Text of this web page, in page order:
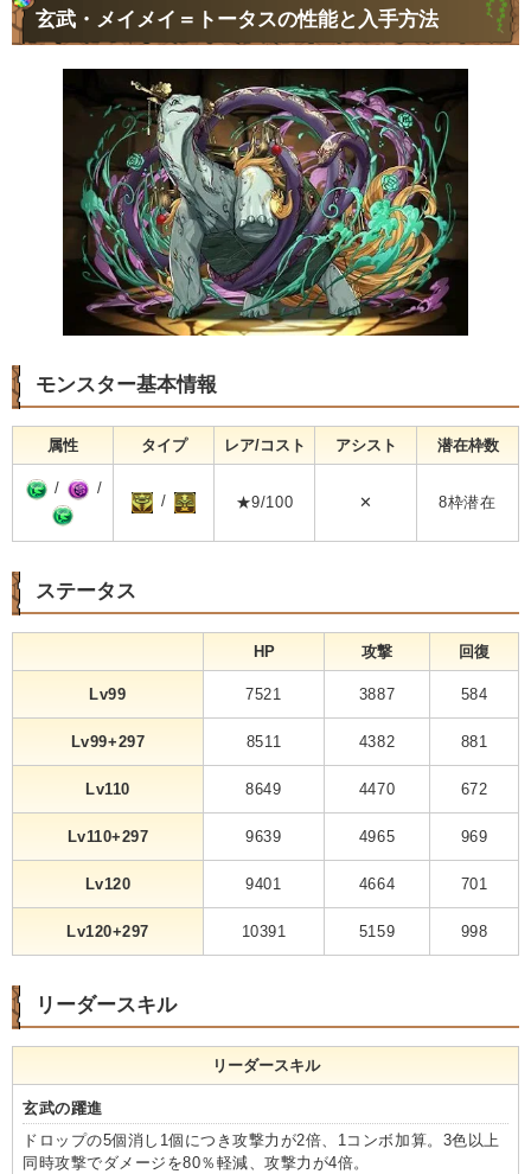
玄武・メイメイ＝トータスの性能と入手方法
モンスター基本情報
属性 タイプ レア/コスト アシスト 潜在枠数
/ /
/ ★9/100 ✕ 8枠潜在
ステータス
HP 攻撃 回復
Lv99 7521 3887 584
Lv99+297 8511 4382 881
Lv110 8649 4470 672
Lv110+297 9639 4965 969
Lv120 9401 4664 701
Lv120+297 10391 5159 998
リーダースキル
リーダースキル
玄武の躍進
ドロップの5個消し1個につき攻撃力が2倍、1コンボ加算。3色以上
同時攻撃でダメージを80％軽減、攻撃力が4倍。